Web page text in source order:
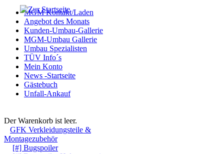
MGM Kontakt/Laden
Angebot des Monats
Kunden-Umbau-Gallerie
MGM-Umbau Gallerie
Umbau Spezialisten
TÜV Info´s
Mein Konto
News -Startseite
Gästebuch
Unfall-Ankauf
Der Warenkorb ist leer.
GFK Verkleidungsteile &
Montagezubehör
[#] Bugspoiler